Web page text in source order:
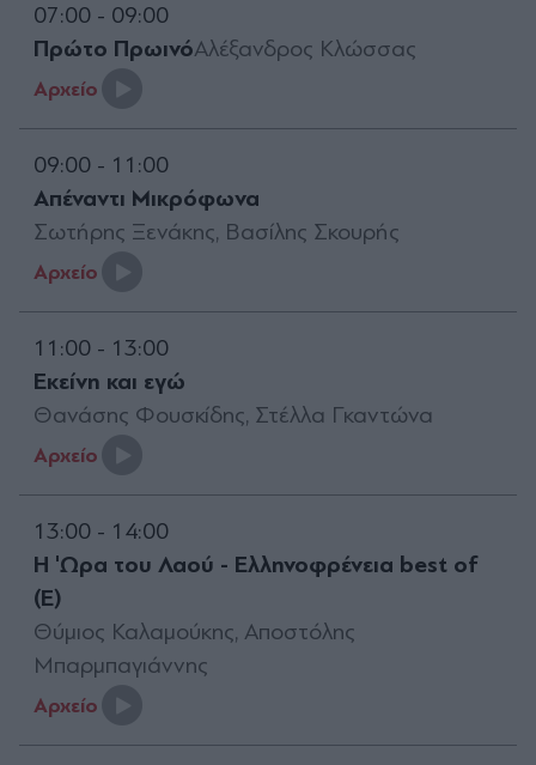
07:00 - 09:00
Πρώτο ΠρωινόΑλέξανδρος Κλώσσας
Aρχείο
09:00 - 11:00
Απέναντι Μικρόφωνα
Σωτήρης Ξενάκης, Βασίλης Σκουρής
Aρχείο
11:00 - 13:00
Εκείνη και εγώ
Θανάσης Φουσκίδης, Στέλλα Γκαντώνα
Aρχείο
13:00 - 14:00
Η 'Ωρα του Λαού - Ελληνοφρένεια best of
(Ε)
Θύμιος Καλαμούκης, Αποστόλης
Μπαρμπαγιάννης
Aρχείο